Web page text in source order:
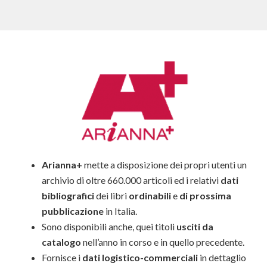
Arianna+ mette a disposizione dei propri utenti un
archivio di oltre 660.000 articoli ed i relativi dati
bibliograficidei libri ordinabilie di prossima
pubblicazione in Italia.
Sono disponibili anche, quei titoli usciti da
catalogo nell’anno in corso e in quello precedente.
Fornisce i dati logistico-commerciali in dettaglio